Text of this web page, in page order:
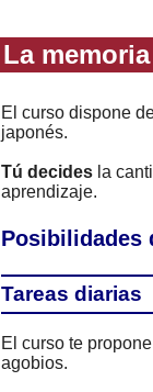
La
El curso dispone
japonés.
Tú decidesla
aprendizaje.
Posibilidades
Tareas diarias
El curso te
agobios.